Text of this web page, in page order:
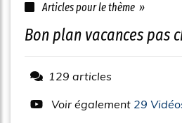
Articles pour le thème »
bon plan vacances pas
129 articles
Voir également 29